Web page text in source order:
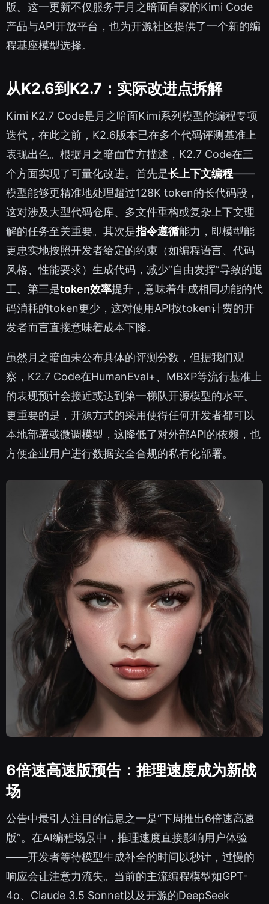
版。这一更新不仅服务于月之暗面自家的Kimi Code
产品与API开放平台，也为开源社区提供了一个新的编
程基座模型选择。
从K2.6到K2.7：实际改进点拆解
Kimi K2.7 Code是月之暗面Kimi系列模型的编程专项
迭代，在此之前，K2.6版本已在多个代码评测基准上
表现出色。根据月之暗面官方描述，K2.7 Code在三
个方面实现了可量化改进。首先是长上下文编程——
模型能够更精准地处理超过128K token的长代码段，
这对涉及大型代码仓库、多文件重构或复杂上下文理
解的任务至关重要。其次是指令遵循能力，即模型能
更忠实地按照开发者给定的约束（如编程语言、代码
风格、性能要求）生成代码，减少“自由发挥”导致的返
工。第三是token效率提升，意味着生成相同功能的代
码消耗的token更少，这对使用API按token计费的开
发者而言直接意味着成本下降。
虽然月之暗面未公布具体的评测分数，但据我们观
察，K2.7 Code在HumanEval+、MBXP等流行基准上
的表现预计会接近或达到第一梯队开源模型的水平。
更重要的是，开源方式的采用使得任何开发者都可以
本地部署或微调模型，这降低了对外部API的依赖，也
方便企业用户进行数据安全合规的私有化部署。
6倍速高速版预告：推理速度成为新战
场
公告中最引人注目的信息之一是“下周推出6倍速高速
版”。在AI编程场景中，推理速度直接影响用户体验
——开发者等待模型生成补全的时间以秒计，过慢的
响应会让注意力流失。当前的主流编程模型如GPT-
4o、Claude 3.5 Sonnet以及开源的DeepSeek